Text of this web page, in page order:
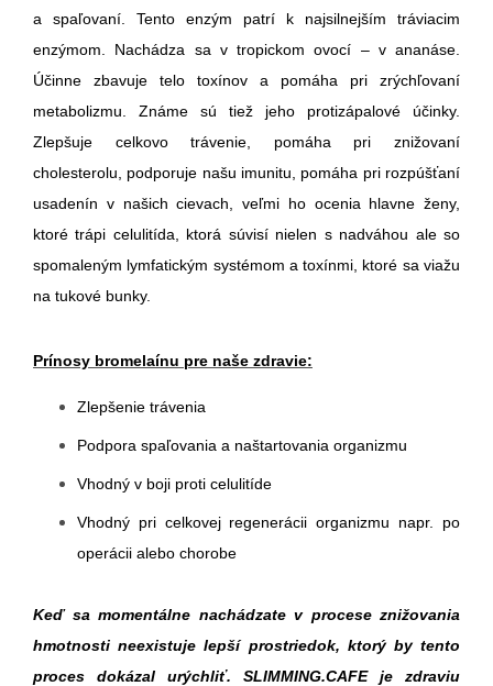
a spaľovaní. Tento enzým patrí k najsilnejším tráviacim
enzýmom. Nachádza sa v tropickom ovocí – v ananáse.
Účinne zbavuje telo toxínov a pomáha pri zrýchľovaní
metabolizmu. Známe sú tiež jeho protizápalové účinky.
Zlepšuje celkovo trávenie, pomáha pri znižovaní
cholesterolu, podporuje našu imunitu, pomáha pri rozpúšťaní
usadenín v našich cievach, veľmi ho ocenia hlavne ženy,
ktoré trápi celulitída, ktorá súvisí nielen s nadváhou ale so
spomaleným lymfatickým systémom a toxínmi, ktoré sa viažu
na tukové bunky.
Prínosy bromelaínu pre naše zdravie:
Zlepšenie trávenia
Podpora spaľovania a naštartovania organizmu
Vhodný v boji proti celulitíde
Vhodný pri celkovej regenerácii organizmu napr. po
operácii alebo chorobe
Keď sa momentálne nachádzate v procese znižovania
hmotnosti neexistuje lepší prostriedok, ktorý by tento
proces dokázal urýchliť. SLIMMING.CAFE je zdraviu